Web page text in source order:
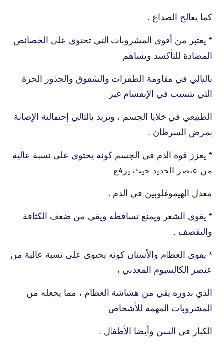
كما يعالج الصداع .
* يعتبر من أقوى المشروبات التي تحتوي على الخصائص
المضادة للتأكسد ويساهم
بالتالي في مقاومة الطفرات والشقوق والجذور الحرة
التي تتسبب في الإنقسام غير
الطبيعي في خلايا الجسم ، وتزيد بالتالي إحتمالية الإصابة
بمرض السرطان .
* يعزز قوة الدم في الجسم كونه يحتوي على نسبة عالية
من عنصر الحديد حيث يرفع
معدل الهيموغلوبين في الدم .
* يقوي الشعر ويمنع تساقطه ويقي من ضعف الكثافة
والتقصف .
* يقوي العظام والأسنان كونه يحتوي على نسبة عالية من
عنصر الكالسيوم المعدني ،
الذي بدوره يقي من هشاشة العظام ، مما يجعله من
المشروبات المهمه للأشخاص
الكبار في السن وأيضا الأطفال .